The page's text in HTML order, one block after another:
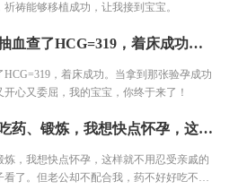
祷能够移植成功，让我接到宝宝。
3月6日，在家附近医院抽血查了HCG=319，着床成功。当拿到那张验孕成功的检查单时，眼泪夺眶而出，又开心又委屈，我的宝宝，你终于来了！
，着床成功。当拿到那张验孕成功
心又委屈，我的宝宝，你终于来了！
回家之后，我就积极的吃药、锻炼，我想快点怀孕，这样就不用忍受亲戚的唠叨了，也不用被他们盯着肚子看了。但老公却不配合我，药不好好吃不说，每天还是打游戏到半夜，怎么说都不管用，为此我气哭了好几次，不住的想为什么我这么倒霉，遇到了这样的老公。
，我想快点怀孕，这样就不用忍受亲戚的
了。但老公却不配合我，药不好好吃不